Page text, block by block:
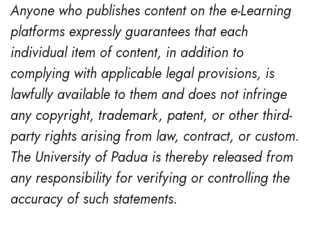
Anyone who publishes content on the e-Learning
platforms expressly guarantees that each
individual item of content, in addition to
complying with applicable legal provisions, is
lawfully available to them and does not infringe
any copyright, trademark, patent, or other third-
party rights arising from law, contract, or custom.
The University of Padua is thereby released from
any responsibility for verifying or controlling the
accuracy of such statements.